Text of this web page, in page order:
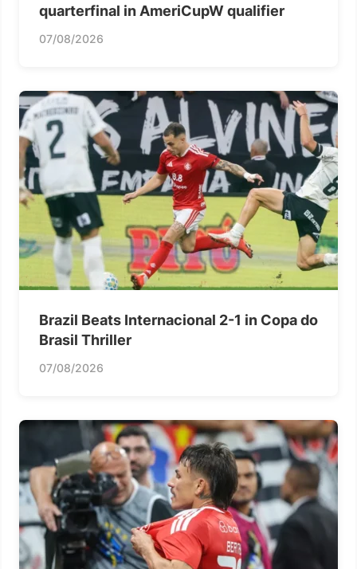
quarterfinal in AmeriCupW qualifier
07/08/2026
Brazil Beats Internacional 2-1 in Copa do
Brasil Thriller
07/08/2026